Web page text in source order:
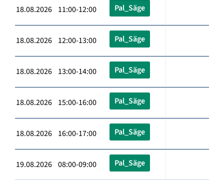
18.08.2026 11:00-12:00 Pal_Säge
18.08.2026 12:00-13:00 Pal_Säge
18.08.2026 13:00-14:00 Pal_Säge
18.08.2026 15:00-16:00 Pal_Säge
18.08.2026 16:00-17:00 Pal_Säge
19.08.2026 08:00-09:00 Pal_Säge